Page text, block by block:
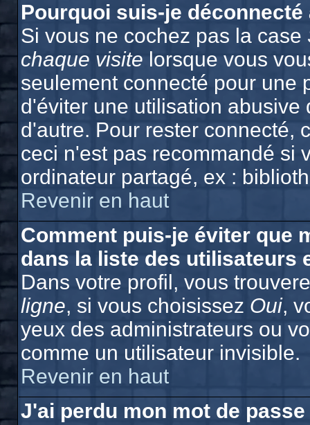
Pourquoi suis-je
Si vous ne cochez pas la case
chaque visite lorsque vous
seulement connecté pour une
d'éviter une utilisation
d'autre. Pour rester connecté,
ceci n'est pas recommandé si
ordinateur partagé, ex :
Revenir en haut
Comment puis-je éviter que
dans la liste des utilisateurs
Dans votre profil, vous
ligne, si vous choisissez Oui,
yeux des administrateurs ou
comme un utilisateur invisible.
Revenir en haut
J'ai perdu mon mot de passe